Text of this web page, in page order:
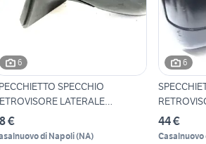
6
SPECCHIO
LATERALE
€
di Napoli(NA)
6
P
44 €
Casalnuovo